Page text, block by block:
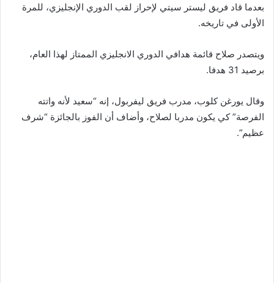
بعدما قاد فريق ليستر سيتي لإحراز لقب الدوري الإنجليزي، للمرة
الأولى في تاريخه.
ويتصدر صلاح قائمة هدافي الدوري الانجليزي الممتاز لهذا العام،
برصيد 31 هدفا.
وقال يورغن كلوب، مدرب فريق ليفربول، إنه “سعيد لأنه واتته
الفرصة” كي يكون مدربا لصلاح، وأضاف أن الفوز بالجائزة “شرف
عظيم”.